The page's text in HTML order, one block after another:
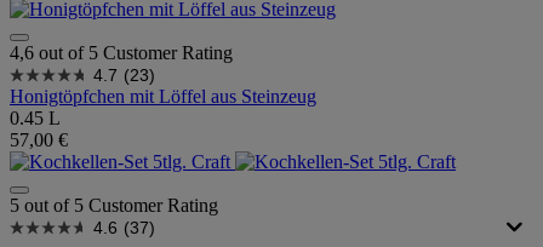
4,6 out of 5 Customer Rating
4.7 (23)
Honigtöpfchen mit Löffel aus Steinzeug
0.45 L
57,00 €
5 out of 5 Customer Rating
4.6 (37)